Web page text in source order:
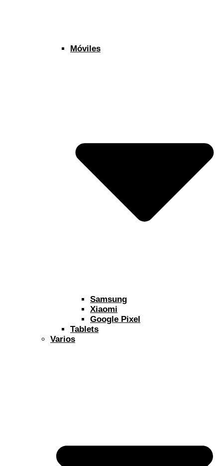
Móviles
Samsung
Xiaomi
Google Pixel
Tablets
Varios